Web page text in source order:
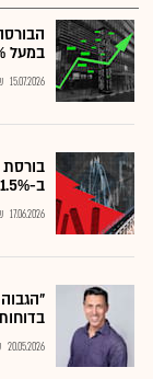
במעל 5%
15.07.2026
ב-1.5%
17.06.2026
20.05.2026